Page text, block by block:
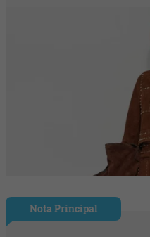
Nota Principal